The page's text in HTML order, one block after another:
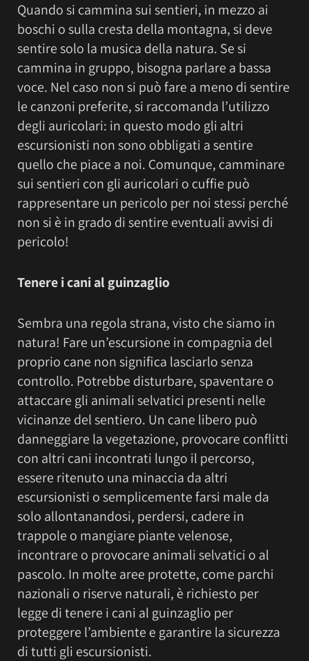
Quando si cammina sui sentieri, in mezzo ai
boschi o sulla cresta della montagna, si deve
sentire solo la musica della natura. Se si
cammina in gruppo, bisogna parlare a bassa
voce. Nel caso non si può fare a meno di sentire
le canzoni preferite, si raccomanda l’utilizzo
degli auricolari: in questo modo gli altri
escursionisti non sono obbligati a sentire
quello che piace a noi. Comunque, camminare
sui sentieri con gli auricolari o cuffie può
rappresentare un pericolo per noi stessi perché
non si è in grado di sentire eventuali avvisi di
pericolo!
Tenere i cani al guinzaglio
Sembra una regola strana, visto che siamo in
natura! Fare un’escursione in compagnia del
proprio cane non significa lasciarlo senza
controllo. Potrebbe disturbare, spaventare o
attaccare gli animali selvatici presenti nelle
vicinanze del sentiero. Un cane libero può
danneggiare la vegetazione, provocare conflitti
con altri cani incontrati lungo il percorso,
essere ritenuto una minaccia da altri
escursionisti o semplicemente farsi male da
solo allontanandosi, perdersi, cadere in
trappole o mangiare piante velenose,
incontrare o provocare animali selvatici o al
pascolo. In molte aree protette, come parchi
nazionali o riserve naturali, è richiesto per
legge di tenere i cani al guinzaglio per
proteggere l’ambiente e garantire la sicurezza
di tutti gli escursionisti.